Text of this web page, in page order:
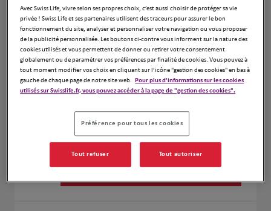
Numéro
Voir plus
3 Vertu Gestion Privée
64100 Bayonne
Numéro
Avec Swiss Life, vivre selon ses propres choix, c’est aussi choisir de protéger sa vie
privée ! Swiss Life et ses partenaires utilisent des traceurs pour assurer le bon
fonctionnement du site, analyser et personnaliser votre navigation ou vous proposer
de la publicité personnalisée. Les boutons ci-contre vous informent sur la nature des
cookies utilisés et vous permettent de donner ou retirer votre consentement
globalement ou de paramétrer vos préférences par finalité de cookies. Vous pouvez à
tout moment modifier vos choix en cliquant sur l’icône "gestion des cookies" en bas à
gauche de chaque page de notre site web. Pour plus d'informations sur les cookies
utilisés sur Swisslife.fr, vous pouvez accéder à la page de "gestion des cookies".
Préférence pour tous les cookies
Tout refuser Tout autoriser